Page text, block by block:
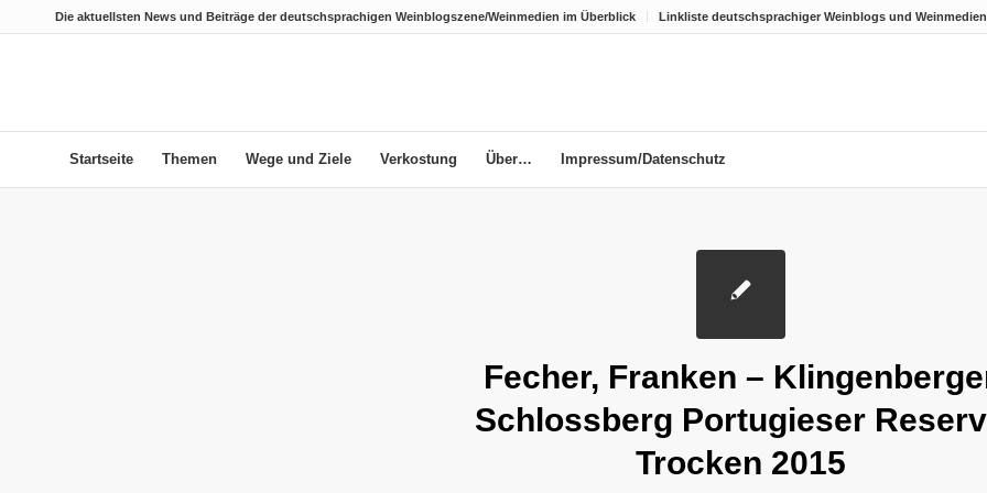
Die aktuellsten News und Beiträge der deutschsprachigen Weinblogszene/Weinmedien im Überblick Linkliste deutschsprachiger Weinblogs und Weinmedien
Startseite Themen Wege und Ziele Verkostung Über… Impressum/Datenschutz
Fecher, Franken –
Schlossberg Portugieser
Trocken 2015